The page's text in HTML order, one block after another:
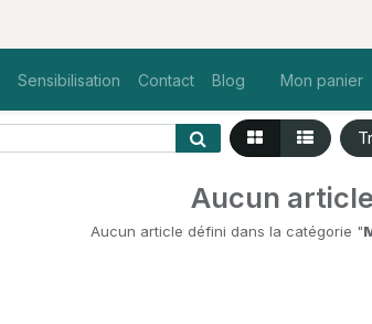
Sensibilisation Contact Blog Mon panier
Aucun
Aucun article défini dans la catégorie "